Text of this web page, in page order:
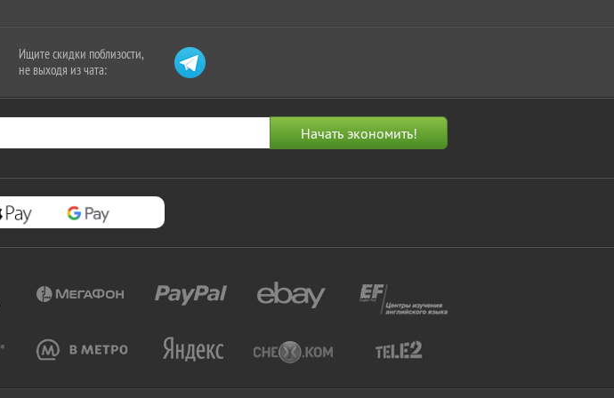
Ищите скидки поблизости,
не выходя из чата: